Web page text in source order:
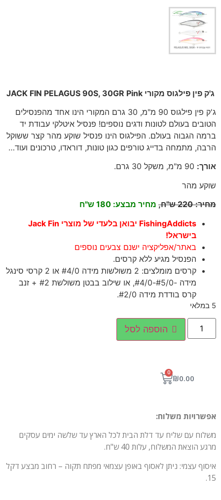
ג'ק פין פילגוס מקורי JACK FIN PELAGUS 90S, 30GR Pink
ג'ק פין פילגוס 90 מ"מ, 30 גרם המקורי הינו אחד מהפנסילים
הטובים בעולם לטונות ודגים נוספים! פנסיל איטלקי עבודת יד
ברמה הגבוה בעולם. הפילגוס הינו פנסיל שוקע מהר קצר ששוקל
הרבה, מתמחה בדייג טורפים כגון טונות, דוראדו, טרכונים ועוד…
אורך: מ"מ, משקל 30 גרם
.
שוקע מהר
מחיר:
220 ש"ח, מחיר מבצע: 180 ש"ח
FishingAddicts יבואן בלעדי של מוצרי Jack Fin
בישראל!
באתר/אפליקציה ישנם צבעים נוספים
הפנסיל מגיע ללא קרסים.
קרסים מומלצים: 2 משולשות מידה #4/0 או 2 קרסי סינגל
מידה -#5/0-#4/0, או שילוב בבטן משולשת #2 + זנב
קרס בודדת מידה #2/0.
5 במלאי
הוספה לסל
₪0.00
0
אפשרויות משלוח:
משלוח עם שליח עד דלת הבית לכל הארץ עד שלשה ימים עסקים
מרגע הוצאת המשלוח, עלות 40 ש"ח.
איסוף עצמי: ניתן לאסוף באופן עצמאי מפתח תקוה – רחוב מבצע דקל
15.